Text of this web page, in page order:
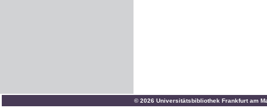
© 2026 Universitätsbibliothek Frankfurt am